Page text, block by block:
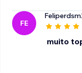
FE
muito